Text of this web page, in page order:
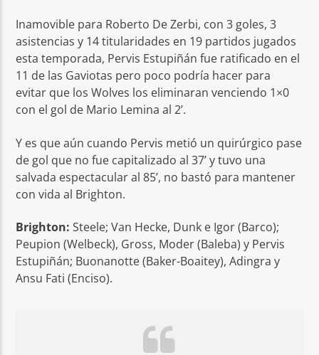
Inamovible para Roberto De Zerbi, con 3 goles, 3
asistencias y 14 titularidades en 19 partidos jugados
esta temporada, Pervis Estupiñán fue ratificado en el
11 de las Gaviotas pero poco podría hacer para
evitar que los Wolves los eliminaran venciendo 1×0
con el gol de Mario Lemina al 2’.
Y es que aún cuando Pervis metió un quirúrgico pase
de gol que no fue capitalizado al 37’ y tuvo una
salvada espectacular al 85’, no bastó para mantener
con vida al Brighton.
Brighton:Steele; Van Hecke, Dunk e Igor (Barco);
Peupion (Welbeck), Gross, Moder (Baleba) y Pervis
Estupiñán; Buonanotte (Baker-Boaitey), Adingra y
Ansu Fati (Enciso).